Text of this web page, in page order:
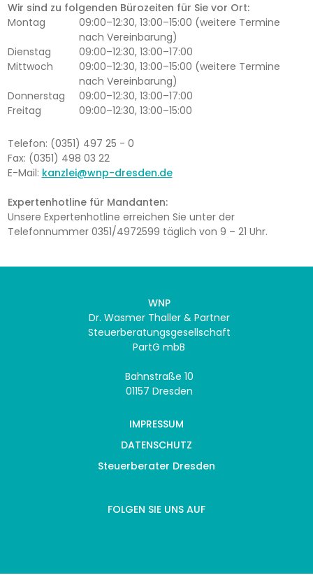
Wir sind zu folgenden Bürozeiten für Sie vor Ort:
Montag
09:00–12:30, 13:00–15:00 (weitere Termine
nach Vereinbarung)
Dienstag
09:00–12:30, 13:00–17:00
Mittwoch
09:00–12:30, 13:00–15:00 (weitere Termine
nach Vereinbarung)
Donnerstag
09:00–12:30, 13:00–17:00
Freitag
09:00–12:30, 13:00–15:00
Telefon: (0351) 497 25 - 0
Fax: (0351) 498 03 22
E-Mail: kanzlei@wnp-dresden.de
Expertenhotline für Mandanten:
Unsere Expertenhotline erreichen Sie unter der
Telefonnummer 0351/4972599 täglich von 9 – 21 Uhr.
WNP
Dr. Wasmer Thaller & Partner
Steuerberatungsgesellschaft
PartG mbB
Bahnstraße 10
01157 Dresden
IMPRESSUM
DATENSCHUTZ
Steuerberater Dresden
FOLGEN SIE UNS AUF